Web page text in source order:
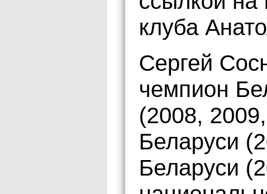
клуба
Сергей
чемпион
(2008,
Беларуси
Беларуси